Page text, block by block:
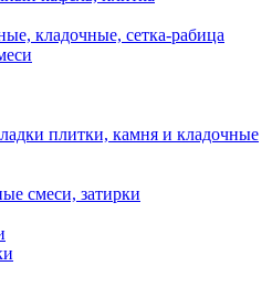
кладочные, сетка-рабица
плитки, камня и кладочные
смеси, затирки